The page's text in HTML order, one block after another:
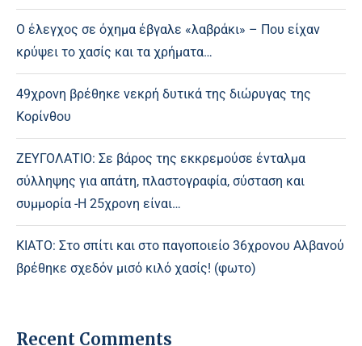
Ο έλεγχος σε όχημα έβγαλε «λαβράκι» – Που είχαν
κρύψει το χασίς και τα χρήματα…
49χρονη βρέθηκε νεκρή δυτικά της διώρυγας της
Κορίνθου
ΖΕΥΓΟΛΑΤΙΟ: Σε βάρος της εκκρεμούσε ένταλμα
σύλληψης για απάτη, πλαστογραφία, σύσταση και
συμμορία -Η 25χρονη είναι…
ΚΙΑΤΟ: Στο σπίτι και στο παγοποιείο 36χρονου Αλβανού
βρέθηκε σχεδόν μισό κιλό χασίς! (φωτο)
Recent Comments